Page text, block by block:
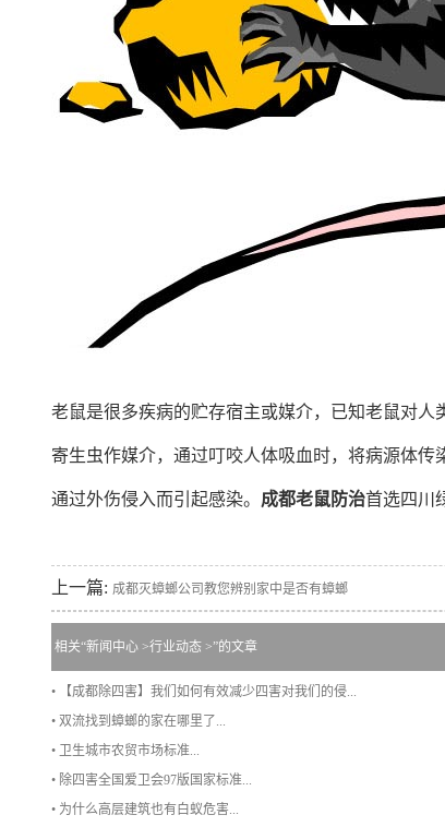
老鼠是很多疾病的贮存宿主或媒介，已知老鼠对
寄生虫作媒介，通过叮咬人体吸血时，将病源体
通过外伤侵入而引起感染。 成都老鼠防治首选四川
上一篇: 成都灭蟑螂公司教您辨别家中是否有蟑螂
相关“新闻中心 >行业动态 >”的文章
• 【成都除四害】我们如何有效减少四害对我们的侵...
• 双流找到蟑螂的家在哪里了...
• 卫生城市农贸市场标准...
• 除四害全国爱卫会97版国家标准...
• 为什么高层建筑也有白蚁危害...